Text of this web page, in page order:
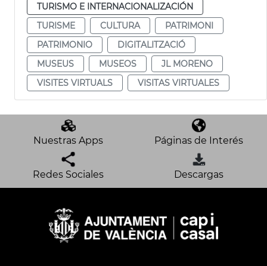
TURISMO E INTERNACIONALIZACIÓN
TURISME
CULTURA
PATRIMONI
PATRIMONIO
DIGITALITZACIÓ
MUSEUS
MUSEOS
JL MORENO
VISITES VIRTUALS
VISITAS VIRTUALES
Nuestras Apps Páginas de Interés
Redes Sociales Descargas